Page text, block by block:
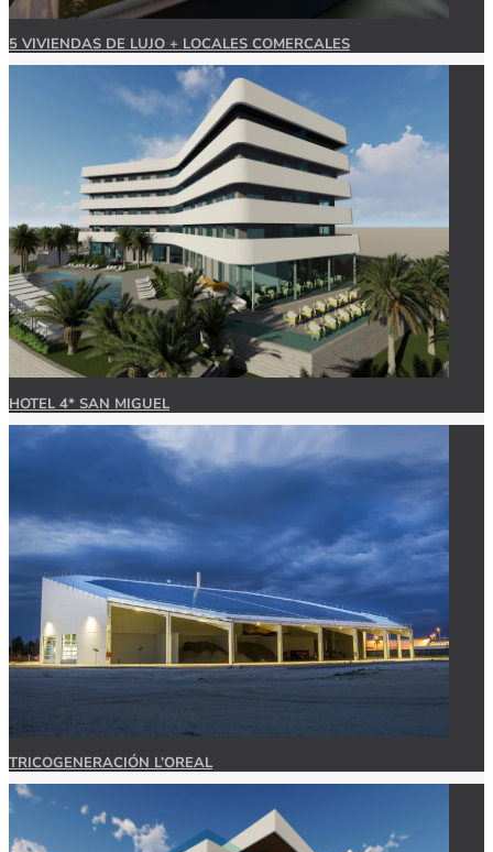
5 VIVIENDAS DE LUJO + LOCALES COMERCALES
HOTEL 4* SAN MIGUEL
TRICOGENERACIÓN L’OREAL